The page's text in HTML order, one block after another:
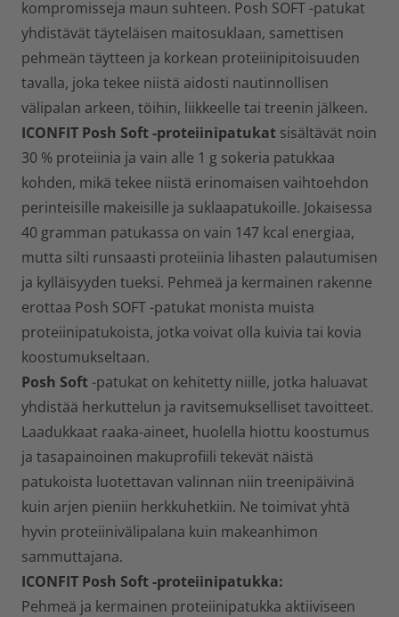
kompromisseja maun suhteen. Posh SOFT -patukat
yhdistävät täyteläisen maitosuklaan, samettisen
pehmeän täytteen ja korkean proteiinipitoisuuden
tavalla, joka tekee niistä aidosti nautinnollisen
välipalan arkeen, töihin, liikkeelle tai treenin jälkeen.
ICONFIT Posh Soft -proteiinipatukat sisältävät noin
30 % proteiinia ja vain alle 1 g sokeria patukkaa
kohden, mikä tekee niistä erinomaisen vaihtoehdon
perinteisille makeisille ja suklaapatukoille. Jokaisessa
40 gramman patukassa on vain 147 kcal energiaa,
mutta silti runsaasti proteiinia lihasten palautumisen
ja kylläisyyden tueksi. Pehmeä ja kermainen rakenne
erottaa Posh SOFT -patukat monista muista
proteiinipatukoista, jotka voivat olla kuivia tai kovia
koostumukseltaan.
Posh Soft-patukat on kehitetty niille, jotka haluavat
yhdistää herkuttelun ja ravitsemukselliset tavoitteet.
Laadukkaat raaka-aineet, huolella hiottu koostumus
ja tasapainoinen makuprofiili tekevät näistä
patukoista luotettavan valinnan niin treenipäivinä
kuin arjen pieniin herkkuhetkiin. Ne toimivat yhtä
hyvin proteiinivälipalana kuin makeanhimon
sammuttajana.
ICONFIT Posh Soft -proteiinipatukka:
Pehmeä ja kermainen proteiinipatukka aktiiviseen